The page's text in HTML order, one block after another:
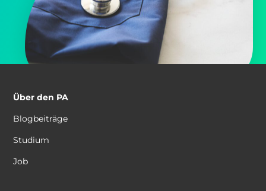
Über den PA
Blogbeiträge
Studium
Job